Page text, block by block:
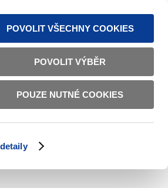
POVOLIT VŠECHNY COOKIES
POVOLIT VÝBĚR
POUZE NUTNÉ COOKIES
TEXT VERSION ČESKY ENGLISH
BILATERAL RELATIONS